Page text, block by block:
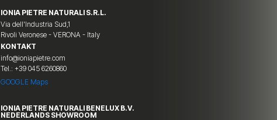
IONIA PIETRE NATURALI S.R.L.
Via dell'Industria Sud,1
Rivoli Veronese - VERONA - Italy
KONTAKT
info@ioniapietre.com
Tel.: +39 045 6260860
GOOGLE Maps
IONIA PIETRE NATURALI BENELUX B.V.
NEDERLANDS SHOWROOM